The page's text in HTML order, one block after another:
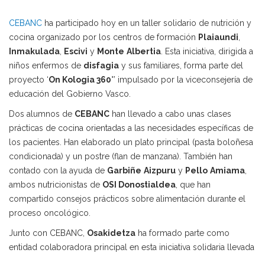
CEBANC ha participado hoy en un taller solidario de nutrición y
cocina organizado por los centros de formación Plaiaundi
Inmakulada
Escivi y Monte Albertia . Esta iniciativa, dirigida a
niños enfermos de disfagia y sus familiares, forma parte del
proyecto ‘On Kologia 360°’ impulsado por la viceconsejería de
educación del Gobierno Vasco.
Dos alumnos de CEBANC han llevado a cabo unas clases
prácticas de cocina orientadas a las necesidades específicas de
los pacientes. Han elaborado un plato principal (pasta boloñesa
condicionada) y un postre (flan de manzana). También han
contado con la ayuda de Garbiñe Aizpuru y Pello Amiama
ambos nutricionistas de OSI Donostialdea , que han
compartido consejos prácticos sobre alimentación durante el
proceso oncológico.
Junto con CEBANC, Osakidetza ha formado parte como
entidad colaboradora principal en esta iniciativa solidaria llevada